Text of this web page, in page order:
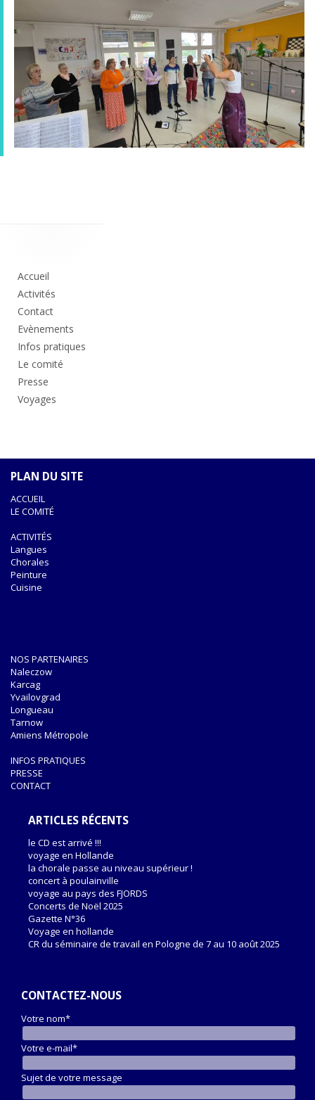
principale
Accueil
Activités
Contact
Evènements
Infos pratiques
Le comité
Presse
Voyages
PLAN DU SITE
ACCUEIL
LE COMITÉ
ACTIVITÉS
Langues
Chorales
Peinture
Cuisine
NOS PARTENAIRES
Naleczow
Karcag
Yvailovgrad
Longueau
Tarnow
Amiens Métropole
INFOS PRATIQUES
PRESSE
CONTACT
ARTICLES RÉCENTS
le CD est arrivé !!!
voyage en Hollande
la chorale passe au niveau supérieur !
concert à poulainville
voyage au pays des FJORDS
Concerts de Noël 2025
Gazette N°36
Voyage en hollande
CR du séminaire de travail en Pologne de 7 au 10 août 2025
CONTACTEZ-NOUS
Votre nom*
Votre e-mail*
Sujet de votre message